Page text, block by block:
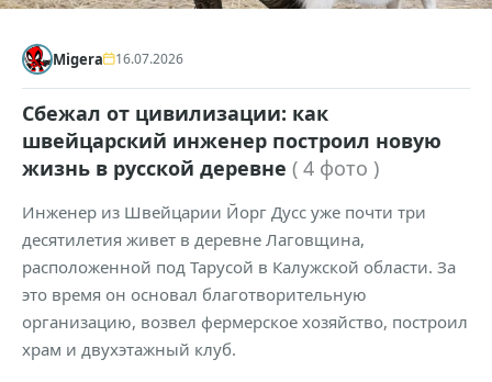
Migera 16.07.2026
Сбежал от цивилизации: как
швейцарский инженер построил новую
жизнь в русской деревне ( 4 фото )
Инженер из Швейцарии Йорг Дусс уже почти три
десятилетия живет в деревне Лаговщина,
расположенной под Тарусой в Калужской области. За
это время он основал благотворительную
организацию, возвел фермерское хозяйство, построил
храм и двухэтажный клуб.